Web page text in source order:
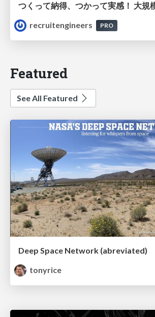
recruitengineers
PRO
Featured
See All Featured
Deep Space Network (abreviated)
tonyrice